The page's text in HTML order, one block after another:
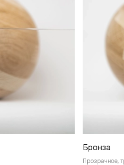
Бронза
Прозрачное,